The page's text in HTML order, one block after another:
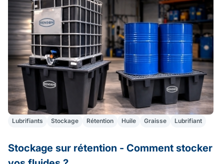
Lubrifiants Stockage Rétention Huile Graisse Lubrifiant
Stockage sur rétention - Comment stocker